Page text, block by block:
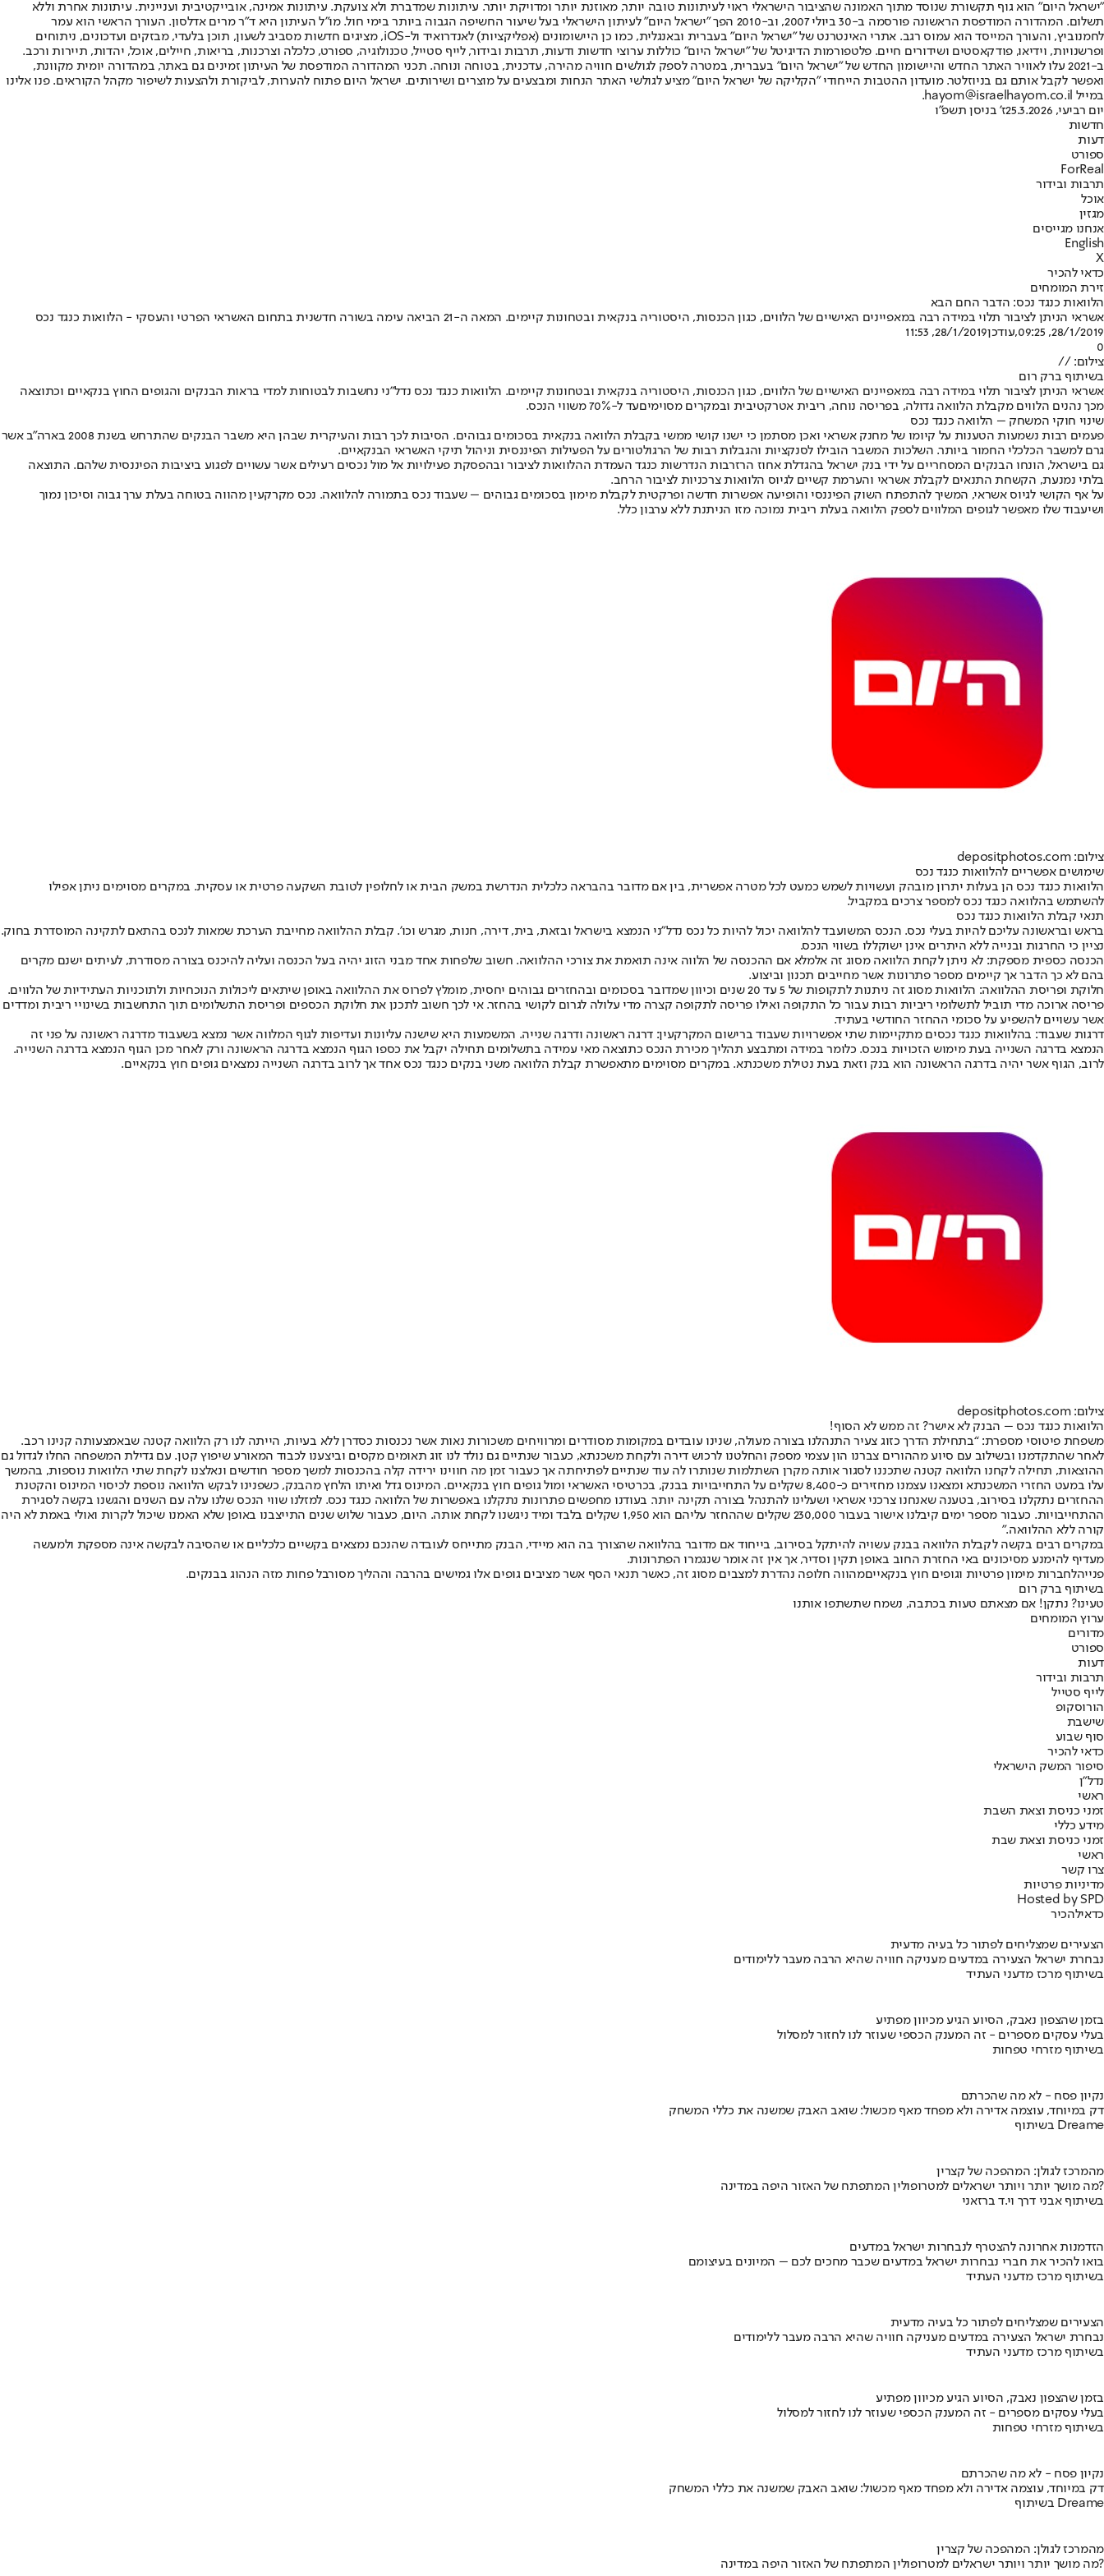
"ישראל היום" הוא גוף תקשורת שנוסד מתוך האמונה שהציבור הישראלי ראוי לעיתונות טובה יותר, מאוזנת יותר ומדויקת יותר. עיתונות שמדברת ולא צועקת. עיתונות אמינה, אובייקטיבית ועניינית. עיתונות אחרת וללא
תשלום. המהדורה המודפסת הראשונה פורסמה ב-30 ביולי 2007, וב-2010 הפך "ישראל היום" לעיתון הישראלי בעל שיעור החשיפה הגבוה ביותר בימי חול. מו"ל העיתון היא ד"ר מרים אדלסון. העורך הראשי הוא עמר
לחמנוביץ, והעורך המייסד הוא עמוס רגב. אתרי האינטרנט של "ישראל היום" בעברית ובאנגלית, כמו כן היישומונים (אפליקציות) לאנדרואיד ול-iOS, מציגים חדשות מסביב לשעון, תוכן בלעדי, מבזקים ועדכונים, ניתוחים
ופרשנויות, וידיאו, פודקאסטים ושידורים חיים. פלטפורמות הדיגיטל של "ישראל היום" כוללות ערוצי חדשות ודעות, תרבות ובידור, לייף סטייל, טכנולוגיה, ספורט, כלכלה וצרכנות, בריאות, חיילים, אוכל, יהדות, תיירות ורכב.
ב-2021 עלו לאוויר האתר החדש והיישומון החדש של "ישראל היום" בעברית, במטרה לספק לגולשים חוויה מהירה, עדכנית, בטוחה ונוחה. תכני המהדורה המודפסת של העיתון זמינים גם באתר, במהדורה יומית מקוונת,
ואפשר לקבל אותם גם בניוזלטר. מועדון ההטבות הייחודי "הקליקה של ישראל היום" מציע לגולשי האתר הנחות ומבצעים על מוצרים ושירותים. ישראל היום פתוח להערות, לביקורת ולהצעות לשיפור מקהל הקוראים. פנו אלינו
במייל hayom@israelhayom.co.il.
יום רביעי, 25.3.2026
ז' בניסן תשפ"ו
חדשות
דעות
ספורט
ForReal
תרבות ובידור
אוכל
מגזין
אנחנו מגייסים
English
X
כדאי להכיר
זירת המומחים
הלוואות כנגד נכס: הדבר החם הבא
אשראי הניתן לציבור תלוי במידה רבה במאפיינים האישיים של הלווים, כגון הכנסות, היסטוריה בנקאית ובטחונות קיימים. המאה ה-21 הביאה עימה בשורה חדשנית בתחום האשראי הפרטי והעסקי - הלוואות כנגד נכס
28/1/2019, 09:25
,עודכן28/1/2019, 11:53
0
צילום: //
בשיתוף ברק רום
אשראי הניתן לציבור תלוי במידה רבה במאפיינים האישיים של הלווים, כגון הכנסות, היסטוריה בנקאית ובטחונות קיימים. הלוואות כנגד נכס נדל”ני נחשבות לבטוחות למדי בראות הבנקים והגופים החוץ בנקאיים וכתוצאה
מכך נהנים הלווים מקבלת הלוואה גדולה, בפריסה נוחה, ריבית אטרקטיבית ובמקרים מסוימיםעד ל-70% משווי הנכס
.
שינוי חוקי המשחק – הלוואה כנגד נכס
פעמים רבות נשמעות הטענות על קיומו של מחנק אשראי ואכן מסתמן כי ישנו קושי ממשי בקבלת הלוואה בנקאית בסכומים גבוהים. הסיבות לכך רבות והעיקרית שבהן היא משבר הבנקים שהתרחש בשנת 2008 בארה”ב אשר
גרם למשבר הכלכלי החמור ביותר. השלכות המשבר הובילו לסנקציות והגבלות רבות של הרגולטורים על הפעילות הפיננסית וניהול תיקי האשראי הבנקאיים.
גם בישראל, הונחו הבנקים המסחריים על ידי בנק ישראל בהגדלת אחוז הרזרבות הנדרשות כנגד העמדת ההלוואות לציבור ובהפסקת פעילויות אל מול נכסים רעילים אשר עשויים לפגוע ביציבות הפיננסית שלהם. התוצאה
בלתי נמנעת, הקשחת התנאים לקבלת אשראי והערמת קשיים לגיוס הלוואות צרכניות לציבור הרחב.
על אף הקושי לגיוס אשראי, המשיך להתפתח השוק הפיננסי והופיעה אפשרות חדשה ופרקטית לקבלת מימון בסכומים גבוהים – שעבוד נכס בתמורה להלוואה. נכס מקרקעין מהווה בטוחה בעלת ערך גבוה וסיכון נמוך
ושיעבוד שלו מאפשר לגופים המלווים לספק הלוואה בעלת ריבית נמוכה מזו הניתנת ללא ערבון כלל.
צילום: depositphotos.com
שימושים אפשריים להלוואות כנגד נכס
הלוואות כנגד נכס הן בעלות יתרון מובהק ועשויות לשמש כמעט לכל מטרה אפשרית, בין אם מדובר בהבראה כלכלית הנדרשת במשק הבית או לחלופין לטובת השקעה פרטית או עסקית. במקרים מסוימים ניתן אפילו
להשתמש בהלוואה כנגד נכס למספר צרכים במקביל.
תנאי קבלת הלוואות כנגד נכס
בראש ובראשונה עליכם להיות בעלי נכס. הנכס המשועבד להלוואה יכול להיות כל נכס נדל”ני הנמצא בישראל ובזאת, בית, דירה, חנות, מגרש וכו’. קבלת ההלוואה מחייבת הערכת שמאות לנכס בהתאם לתקינה המוסדרת בחוק.
נציין כי החרגות ובנייה ללא היתרים אינן ישוקללו בשווי הנכס.
הכנסה כספית מספקת: לא ניתן לקחת הלוואה מסוג זה אלמלא אם ההכנסה של הלווה אינה תואמת את צורכי ההלוואה. חשוב שלפחות אחד מבני הזוג יהיה בעל הכנסה ועליה להיכנס בצורה מסודרת, לעיתים ישנם מקרים
בהם לא כך הדבר אך קיימים מספר פתרונות אשר מחייבים תכנון וביצוע.
חלוקת ופריסת ההלוואה: הלוואות מסוג זה ניתנות לתקופות של 5 עד 20 שנים וכיוון שמדובר בסכומים ובהחזרים גבוהים יחסית, מומלץ לפרוס את ההלוואה באופן שיתאים ליכולות הנוכחיות ולתוכניות העתידיות של הלווים.
פריסה ארוכה מדי תוביל לתשלומי ריביות רבות עבור כל התקופה ואילו פריסה לתקופה קצרה מדי עלולה לגרום לקושי בהחזר. אי לכך חשוב לתכנן את חלוקת הכספים ופריסת התשלומים תוך התחשבות בשינויי ריבית ומדדים
אשר עשויים להשפיע על סכומי ההחזר החודשי בעתיד.
דרגות שעבוד: בהלוואות כנגד נכסים מתקיימות שתי אפשרויות שעבוד ברישום המקרקעין: דרגה ראשונה ודרגה שנייה. המשמעות היא שישנה עליונות ועדיפות לגוף המלווה אשר נמצא בשעבוד מדרגה ראשונה על פני זה
הנמצא בדרגה השנייה בעת מימוש הזכויות בנכס. כלומר במידה ומתבצע תהליך מכירת הנכס כתוצאה מאי עמידה בתשלומים תחילה יקבל את כספו הגוף הנמצא בדרגה הראשונה ורק לאחר מכן הגוף הנמצא בדרגה השנייה.
לרוב, הגוף אשר יהיה בדרגה הראשונה הוא בנק וזאת בעת נטילת משכנתא. במקרים מסוימים מתאפשרת קבלת הלוואה משני בנקים כנגד נכס אחד אך לרוב בדרגה השנייה נמצאים גופים חוץ בנקאיים.
צילום: depositphotos.com
הלוואות כנגד נכס – הבנק לא אישר? זה ממש לא הסוף!
משפחת פיטוסי מספרת: “בתחילת הדרך כזוג צעיר התנהלנו בצורה מעולה, שנינו עובדים במקומות מסודרים ומרוויחים משכורות נאות אשר נכנסות כסדרן ללא בעיות, הייתה לנו רק הלוואה קטנה שבאמצעותה קנינו רכב.
לאחר שהתקדמנו ובשילוב עם סיוע מההורים צברנו הון עצמי מספק והחלטנו לרכוש דירה ולקחת משכנתא, כעבור שנתיים גם נולד לנו זוג תאומים מקסים וביצענו לכבוד המאורע שיפוץ קטן. עם גדילת המשפחה החלו לגדול גם
ההוצאות, תחילה לקחנו הלוואה קטנה שתכננו לסגור אותה מקרן השתלמות שנותרו לה עוד שנתיים לפתיחתה אך כעבור זמן מה חווינו ירידה קלה בהכנסות למשך מספר חודשים ונאלצנו לקחת שתי הלוואות נוספות, בהמשך
עלו במעט החזרי המשכנתא ומצאנו עצמנו מחזירים כ-8,400 שקלים על התחייבויות בבנק, בכרטיסי האשראי ומול גופים חוץ בנקאיים. המינוס גדל ואיתו הלחץ מהבנק, כשפנינו לבקש הלוואה נוספת לכיסוי המינוס והקטנת
ההחזרים נתקלנו בסירוב, בטענה שאנחנו צרכני אשראי ושעלינו להתנהל בצורה תקינה יותר. בעודנו מחפשים פתרונות נתקלנו באפשרות של הלוואה כנגד נכס. למזלנו שווי הנכס שלנו עלה עם השנים והגשנו בקשה לסגירת
ההתחייבויות. כעבור מספר ימים קיבלנו אישור בעבור 230,000 שקלים שההחזר עליהם הוא 1,950 שקלים בלבד ומיד ניגשנו לקחת אותה. היום, כעבור שלוש שנים התייצבנו באופן שלא האמנו שיכול לקרות ואולי באמת לא היה
קורה ללא ההלוואה.”
במקרים רבים בקשה לקבלת הלוואה בבנק עשויה להיתקל בסירוב, בייחוד אם מדובר בהלוואה שהצורך בה הוא מיידי, הבנק מתייחס לעובדה שהנכם נמצאים בקשיים כלכליים או שהסיבה לבקשה אינה מספקת ולמעשה
מעדיף להימנע מסיכונים באי החזרת החוב באופן תקין וסדיר, אך אין זה אומר שנגמרו הפתרונות.
פנייהלחברות מימון פרטיות וגופים חוץ בנקאייםמהווה חלופה נהדרת למצבים מסוג זה, כאשר תנאי הסף אשר מציבים גופים אלו גמישים בהרבה וההליך מסורבל פחות מזה הנהוג בבנקים.
בשיתוף ברק רום
טעינו? נתקן! אם מצאתם טעות בכתבה, נשמח שתשתפו אותנו
ערוץ המומחים
מדורים
ספורט
דעות
תרבות ובידור
לייף סטייל
הורוסקופ
שישבת
סוף שבוע
כדאי להכיר
סיפור המשק הישראלי
נדל"ן
ראשי
זמני כניסת וצאת השבת
מידע כללי
זמני כניסת וצאת שבת
ראשי
צרו קשר
מדיניות פרטיות
Hosted by SPD
כדאילהכיר
הצעירים שמצליחים לפתור כל בעיה מדעית
נבחרת ישראל הצעירה במדעים מעניקה חוויה שהיא הרבה מעבר ללימודים
בשיתוף מרכז מדעני העתיד
בזמן שהצפון נאבק, הסיוע הגיע מכיוון מפתיע
בעלי עסקים מספרים - זה המענק הכספי שעוזר לנו לחזור למסלול
בשיתוף מזרחי טפחות
נקיון פסח - לא מה שהכרתם
דק במיוחד, עוצמה אדירה ולא מפחד מאף מכשול: שואב האבק שמשנה את כללי המשחק
בשיתוף Dreame
מהמרכז לגולן: המהפכה של קצרין
מה מושך יותר ויותר ישראלים למטרופולין המתפתח של האזור היפה במדינה?
בשיתוף אבני דרך וי.ד ברזאני
הזדמנות אחרונה להצטרף לנבחרות ישראל במדעים
בואו להכיר את חברי נבחרות ישראל במדעים שכבר מחכים לכם – המיונים בעיצומם
בשיתוף מרכז מדעני העתיד
הצעירים שמצליחים לפתור כל בעיה מדעית
נבחרת ישראל הצעירה במדעים מעניקה חוויה שהיא הרבה מעבר ללימודים
בשיתוף מרכז מדעני העתיד
בזמן שהצפון נאבק, הסיוע הגיע מכיוון מפתיע
בעלי עסקים מספרים - זה המענק הכספי שעוזר לנו לחזור למסלול
בשיתוף מזרחי טפחות
נקיון פסח - לא מה שהכרתם
דק במיוחד, עוצמה אדירה ולא מפחד מאף מכשול: שואב האבק שמשנה את כללי המשחק
בשיתוף Dreame
מהמרכז לגולן: המהפכה של קצרין
מה מושך יותר ויותר ישראלים למטרופולין המתפתח של האזור היפה במדינה?